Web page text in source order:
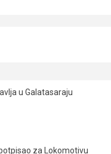
u Galatasaraju
za Lokomotivu